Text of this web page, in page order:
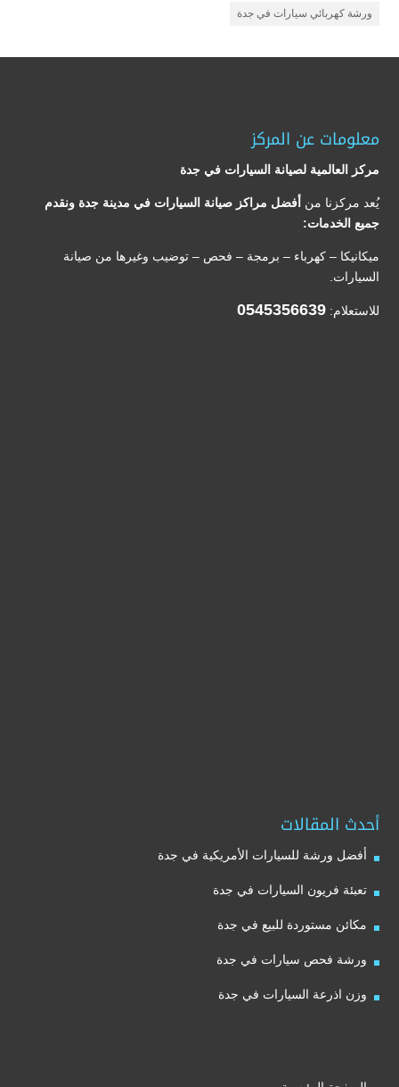
ورشة كهربائي سيارات في جدة
معلومات عن المركز
مركز العالمية لصيانة السيارات في جدة
يُعد مركزنا من أفضل مراكز صيانة السيارات في مدينة جدة ونقدم
جميع الخدمات:
ميكانيكا – كهرباء – برمجة – فحص – توضيب وغيرها من صيانة
السيارات.
للاستعلام: 0545356639
أحدث المقالات
أفضل ورشة للسيارات الأمريكية في جدة
تعبئة فريون السيارات في جدة
مكائن مستوردة للبيع في جدة
ورشة فحص سيارات في جدة
وزن اذرعة السيارات في جدة